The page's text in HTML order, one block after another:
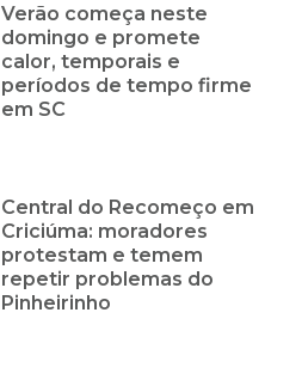
Verão começa neste
domingo e promete
calor, temporais e
períodos de tempo firme
em SC
Central do Recomeço em
Criciúma: moradores
protestam e temem
repetir problemas do
Pinheirinho